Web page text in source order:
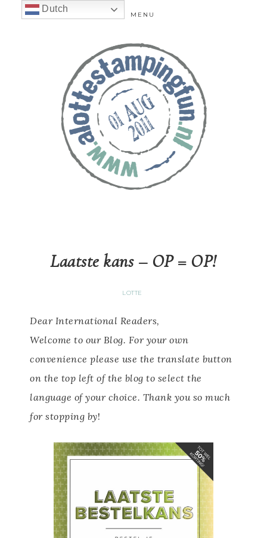
MENU
Laatste kans – OP = OP!
LOTTE
Dear International Readers,
Welcome to our Blog. For your own
convenience please use the translate button
on the top left of the blog to select the
language of your choice. Thank you so much
for stopping by!
Dutch